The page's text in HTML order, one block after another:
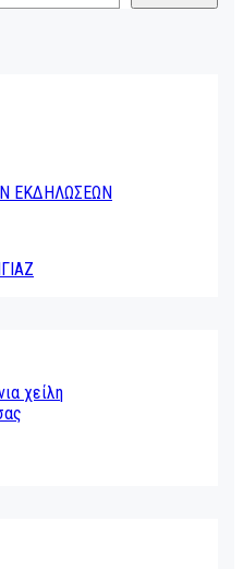
ΕΚΔΗΛΩΣΕΩΝ
χείλη